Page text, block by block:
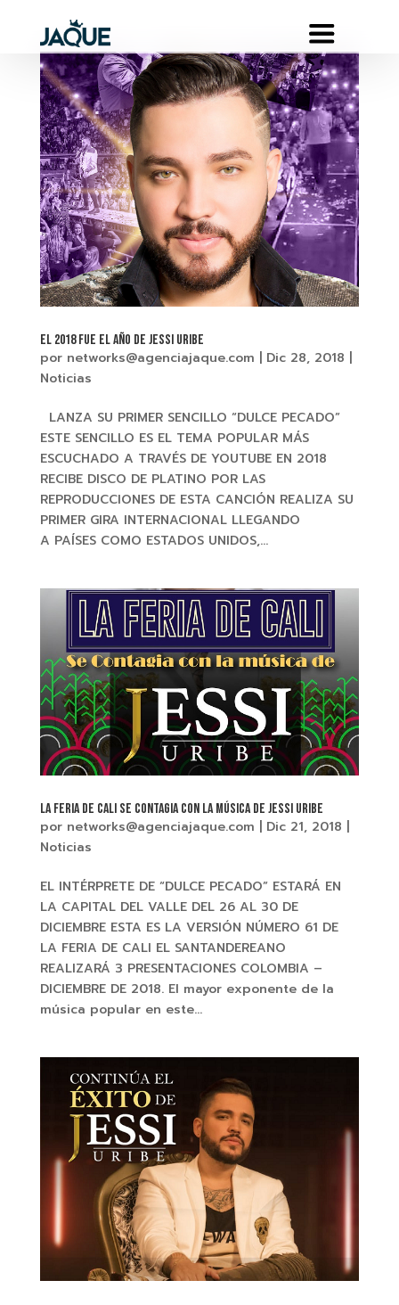
EL 2018 FUE EL AÑO DE JESSI URIBE
por networks@agenciajaque.com | Dic 28, 2018 |
Noticias
LANZA SU PRIMER SENCILLO “DULCE PECADO”
ESTE SENCILLO ES EL TEMA POPULAR MÁS
ESCUCHADO A TRAVÉS DE YOUTUBE EN 2018
RECIBE DISCO DE PLATINO POR LAS
REPRODUCCIONES DE ESTA CANCIÓN REALIZA SU
PRIMER GIRA INTERNACIONAL LLEGANDO
A PAÍSES COMO ESTADOS UNIDOS,...
La Feria De Cali se contagia con la música de JESSI URIBE
por networks@agenciajaque.com Dic 21, 2018
Noticias
EL INTÉRPRETE DE “DULCE PECADO” ESTARÁ EN
LA CAPITAL DEL VALLE DEL 26 AL 30 DE
DICIEMBRE ESTA ES LA VERSIÓN NÚMERO 61 DE
LA FERIA DE CALI EL SANTANDEREANO
REALIZARÁ 3 PRESENTACIONES COLOMBIA –
DICIEMBRE DE 2018. El mayor exponente de la
música popular en este...